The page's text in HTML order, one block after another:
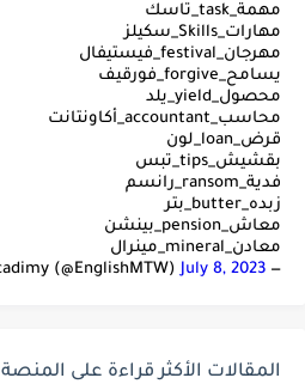
مهمة_task_تاسك
مهارات_Skills_سكيلز
مهرجان_festival_فيستيفال
يسامح_forgive_فورقيف
محصول_yield_يلد
محاسب_accountant_أكاونتانت
قرض_loan_لون
بقشيش_tips_تبس
فدية_ransom_رانسم
زبده_butter_بتر
معاش_pension_بينشن
معادن_mineral_مينرال
— learn english acadimy (@EnglishMTW)
July 8, 2023
المقالات الأكثر قراءة على المنصة